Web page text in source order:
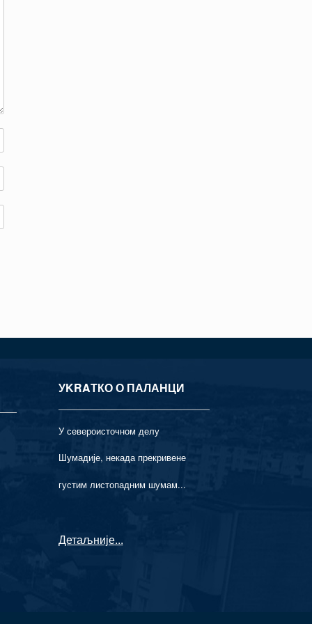
УKRAТКО О ПАЛАНЦИ
У североисточном делу
Шумадије, некада прекривене
густим листопадним шумам...
Детаљније...